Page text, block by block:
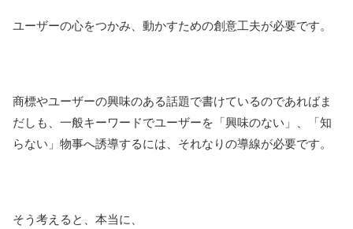
ユーザーの心をつかみ、動かすための創意工夫が必要です。
商標やユーザーの興味のある話題で書けているのであればま
だしも、一般キーワードでユーザーを「興味のない」、「知
らない」物事へ誘導するには、それなりの導線が必要です。
そう考えると、本当に、